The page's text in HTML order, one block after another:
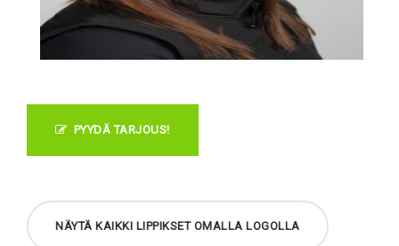
PYYDÄ TARJOUS!
NÄYTÄ KAIKKI LIPPIKSET OMALLA LOGOLLA